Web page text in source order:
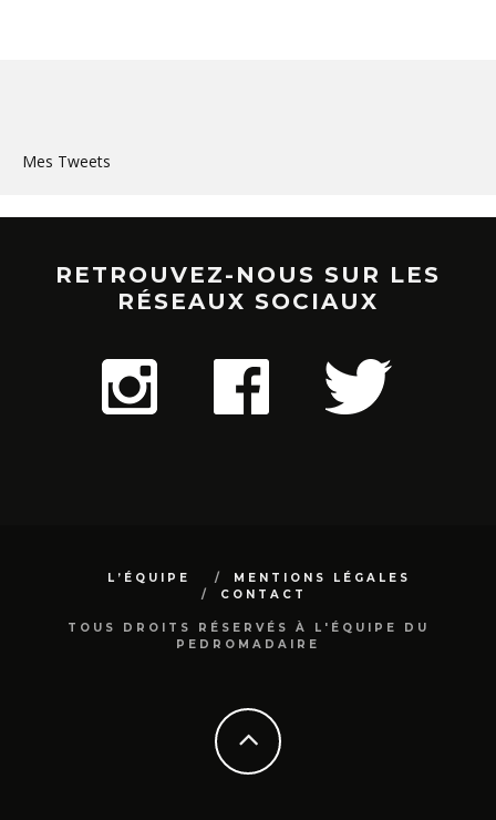
Mes Tweets
RETROUVEZ-NOUS SUR LES
RÉSEAUX SOCIAUX
L’ÉQUIPE
MENTIONS LÉGALES
CONTACT
TOUS DROITS RÉSERVÉS À L'ÉQUIPE DU
PEDROMADAIRE